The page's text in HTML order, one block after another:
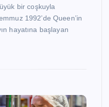
bir coşkuyla
1992’de Queen’in
hayatına başlayan